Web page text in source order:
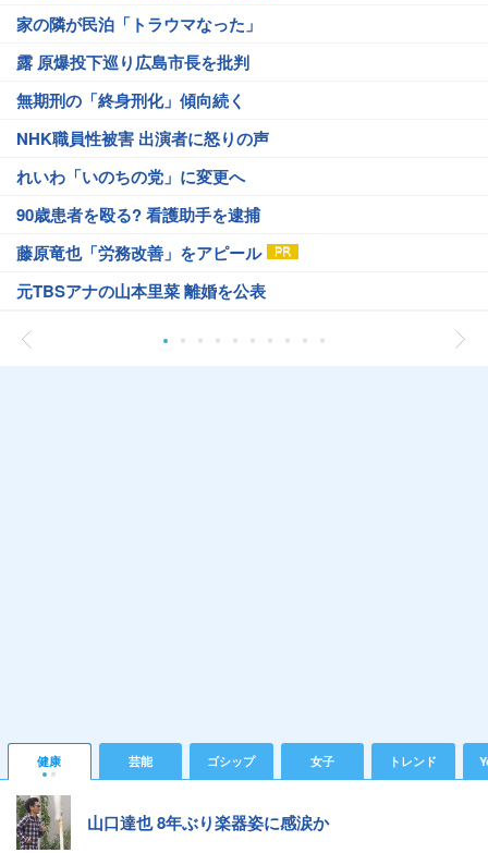
家の隣が民泊「トラウマなった」
露 原爆投下巡り広島市長を批判
無期刑の「終身刑化」傾向続く
NHK職員性被害 出演者に怒りの声
れいわ「いのちの党」に変更へ
90歳患者を殴る? 看護助手を逮捕
藤原竜也「労務改善」をアピール
元TBSアナの山本里菜 離婚を公表
健康 芸能 ゴシップ 女子 トレンド
山口達也 8年ぶり楽器姿に感涙か